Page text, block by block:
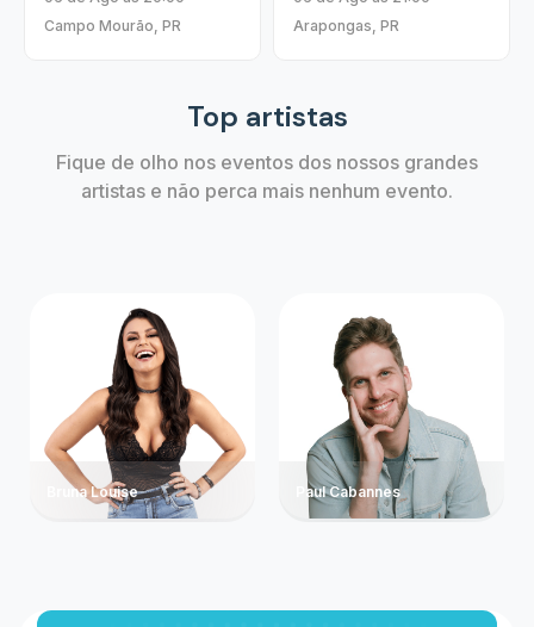
Campo Mourão, PR
Arapongas, PR
Top artistas
Fique de olho nos eventos dos nossos grandes
artistas e não perca mais nenhum evento.
Bruna Louise Paul Cabannes